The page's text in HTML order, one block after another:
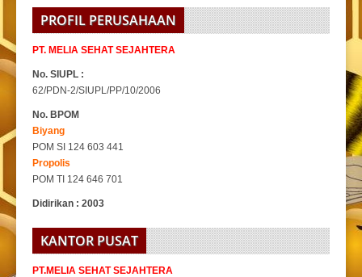
PROFIL PERUSAHAAN
PT. MELIA SEHAT SEJAHTERA
No. SIUPL :
62/PDN-2/SIUPL/PP/10/2006
No. BPOM
Biyang
POM SI 124 603 441
Propolis
POM TI 124 646 701
Didirikan : 2003
KANTOR PUSAT
PT.MELIA SEHAT SEJAHTERA